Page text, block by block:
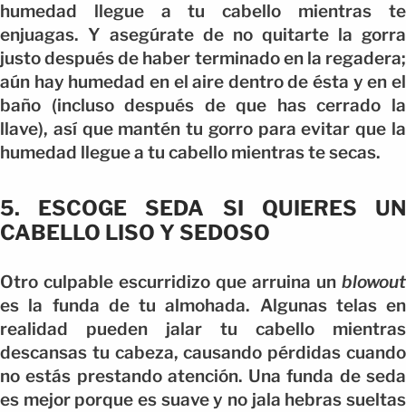
humedad llegue a tu cabello mientras te
enjuagas. Y asegúrate de no quitarte la gorra
justo después de haber terminado en la regadera;
aún hay humedad en el aire dentro de ésta y en el
baño (incluso después de que has cerrado la
llave), así que mantén tu gorro para evitar que la
humedad llegue a tu cabello mientras te secas.
5. ESCOGE SEDA SI QUIERES UN
CABELLO LISO Y SEDOSO
Otro culpable escurridizo que arruina un blowout
es la funda de tu almohada. Algunas telas en
realidad pueden jalar tu cabello mientras
descansas tu cabeza, causando pérdidas cuando
no estás prestando atención. Una funda de seda
es mejor porque es suave y no jala hebras sueltas